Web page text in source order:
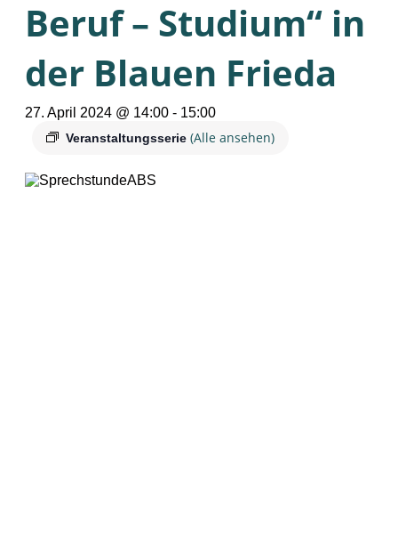
Beruf – Studium“ in
der Blauen Frieda
27. April 2024 @ 14:00 - 15:00
Veranstaltungsserie (Alle ansehen)